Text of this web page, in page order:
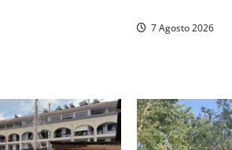
7 Agosto 2026